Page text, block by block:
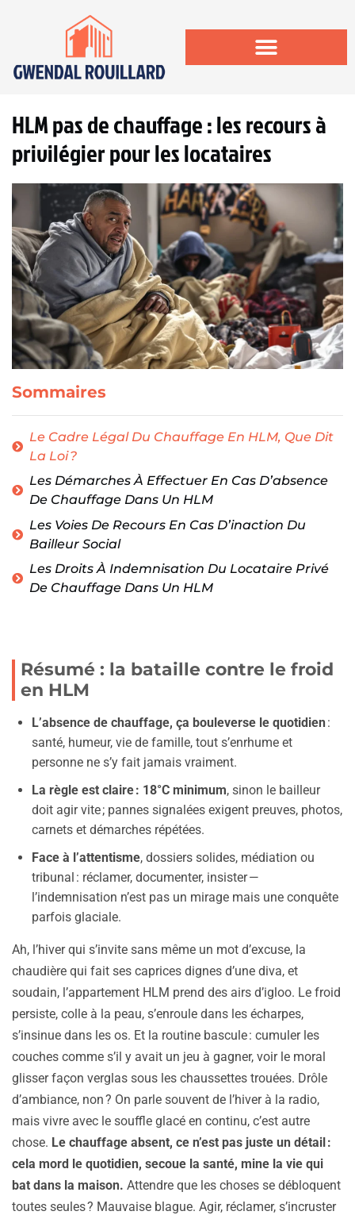
HLM pas de chauffage : les recours à
privilégier pour les locataires
Sommaires
Le Cadre Légal Du Chauffage En HLM, Que Dit
La Loi ?
Les Démarches À Effectuer En Cas D’absence
De Chauffage Dans Un HLM
Les Voies De Recours En Cas D’inaction Du
Bailleur Social
Les Droits À Indemnisation Du Locataire Privé
De Chauffage Dans Un HLM
Résumé : la bataille contre le froid
en HLM
L’absence de chauffage, ça bouleverse le quotidien :
santé, humeur, vie de famille, tout s’enrhume et
personne ne s’y fait jamais vraiment.
La règle est claire : 18°C minimum, sinon le bailleur
doit agir vite ; pannes signalées exigent preuves, photos,
carnets et démarches répétées.
Face à l’attentisme, dossiers solides, médiation ou
tribunal : réclamer, documenter, insister —
l’indemnisation n’est pas un mirage mais une conquête
parfois glaciale.
Ah, l’hiver qui s’invite sans même un mot d’excuse, la
chaudière qui fait ses caprices dignes d’une diva, et
soudain, l’appartement HLM prend des airs d’igloo. Le froid
persiste, colle à la peau, s’enroule dans les écharpes,
s’insinue dans les os. Et la routine bascule : cumuler les
couches comme s’il y avait un jeu à gagner, voir le moral
glisser façon verglas sous les chaussettes trouées. Drôle
d’ambiance, non ? On parle souvent de l’hiver à la radio,
mais vivre avec le souffle glacé en continu, c’est autre
chose. Le chauffage absent, ce n’est pas juste un détail :
cela mord le quotidien, secoue la santé, mine la vie qui
bat dans la maison. Attendre que les choses se débloquent
toutes seules ? Mauvaise blague. Agir, réclamer, s’incruster